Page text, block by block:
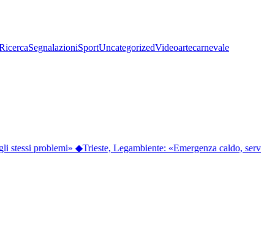
SegnalazioniSportUncategorizedVideoartecarnevale
stessi problemi»◆Trieste, Legambiente: «Emergenza caldo,